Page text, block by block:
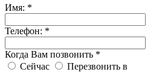
Имя: *
Телефон: *
Когда Вам позвонить *
Сейчас
Перезвонить в